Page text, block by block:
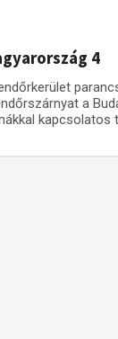
4
a
kapcsolatos